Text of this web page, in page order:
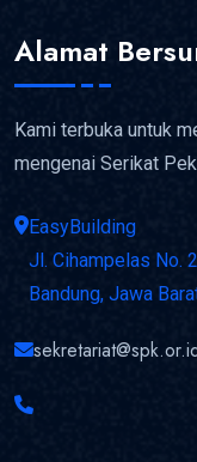
Alamat
Kami terbuka untuk
mengenai Serikat
EasyBuilding
Jl. Cihampelas No.
Bandung, Jawa